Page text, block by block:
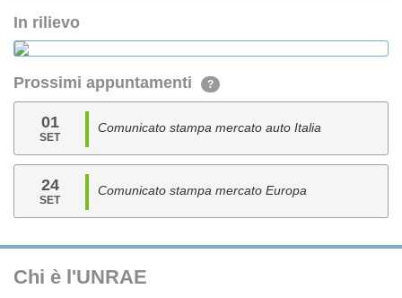
In rilievo
Prossimi appuntamenti ?
01
SET
Comunicato stampa mercato auto Italia
24
SET
Comunicato stampa mercato Europa
Chi è l'UNRAE